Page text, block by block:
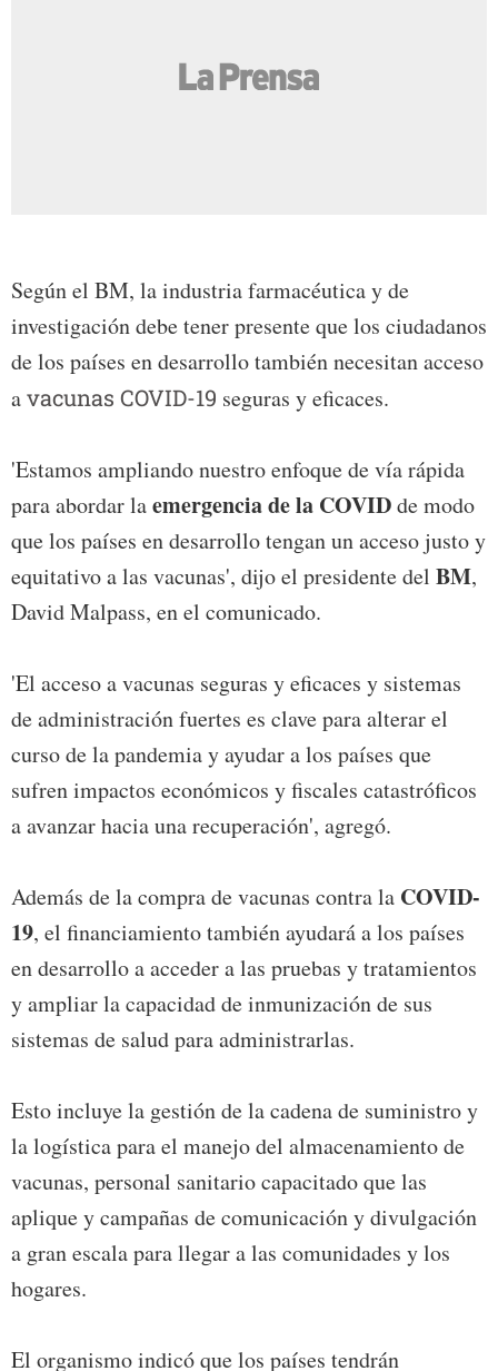
Según el BM, la industria farmacéutica y de
investigación debe tener presente que los ciudadanos
de los países en desarrollo también necesitan acceso
avacunas COVID-19 seguras y eficaces.
'Estamos ampliando nuestro enfoque de vía rápida
para abordar laemergencia de la COVIDde modo
que los países en desarrollo tengan un acceso justo y
equitativo a las vacunas', dijo el presidente del BM,
David Malpass, en el comunicado.
'El acceso a vacunas seguras y eficaces y sistemas
de administración fuertes es clave para alterar el
curso de la pandemia y ayudar a los países que
sufren impactos económicos y fiscales catastróficos
a avanzar hacia una recuperación', agregó.
Además de la compra de vacunas contra la COVID-
19, el financiamiento también ayudará a los países
en desarrollo a acceder a las pruebas y tratamientos
y ampliar la capacidad de inmunización de sus
sistemas de salud para administrarlas.
Esto incluye la gestión de la cadena de suministro y
la logística para el manejo del almacenamiento de
vacunas, personal sanitario capacitado que las
aplique y campañas de comunicación y divulgación
a gran escala para llegar a las comunidades y los
hogares.
El organismo indicó que los países tendrán